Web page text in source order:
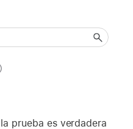
prueba es verdadera